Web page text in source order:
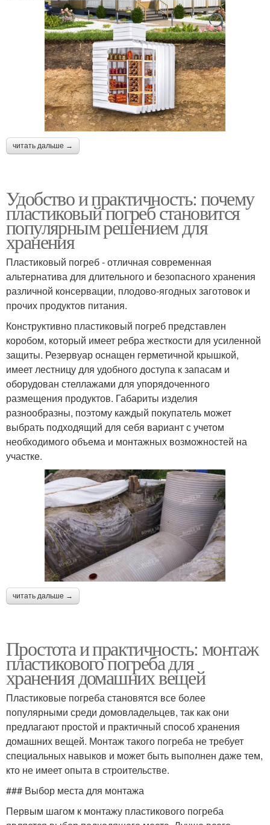
читать дальше →
Удобство и практичность: почему
пластиковый погреб становится
популярным решением для
хранения
Пластиковый погреб - отличная современная
альтернатива для длительного и безопасного хранения
различной консервации, плодово-ягодных заготовок и
прочих продуктов питания.
Конструктивно пластиковый погреб представлен
коробом, который имеет ребра жесткости для усиленной
защиты. Резервуар оснащен герметичной крышкой,
имеет лестницу для удобного доступа к запасам и
оборудован стеллажами для упорядоченного
размещения продуктов. Габариты изделия
разнообразны, поэтому каждый покупатель может
выбрать подходящий для себя вариант с учетом
необходимого объема и монтажных возможностей на
участке.
читать дальше →
Простота и практичность: монтаж
пластикового погреба для
хранения домашних вещей
Пластиковые погреба становятся все более
популярными среди домовладельцев, так как они
предлагают простой и практичный способ хранения
домашних вещей. Монтаж такого погреба не требует
специальных навыков и может быть выполнен даже тем,
кто не имеет опыта в строительстве.
### Выбор места для монтажа
Первым шагом к монтажу пластикового погреба